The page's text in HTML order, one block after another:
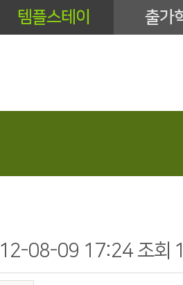
템플스테이 출가
12-08-09 17:24 조회